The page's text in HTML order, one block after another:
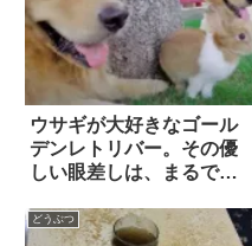
ウサギが大好きなゴール
デンレトリバー。その優
しい眼差しは、まるで
よう
どうぶつ